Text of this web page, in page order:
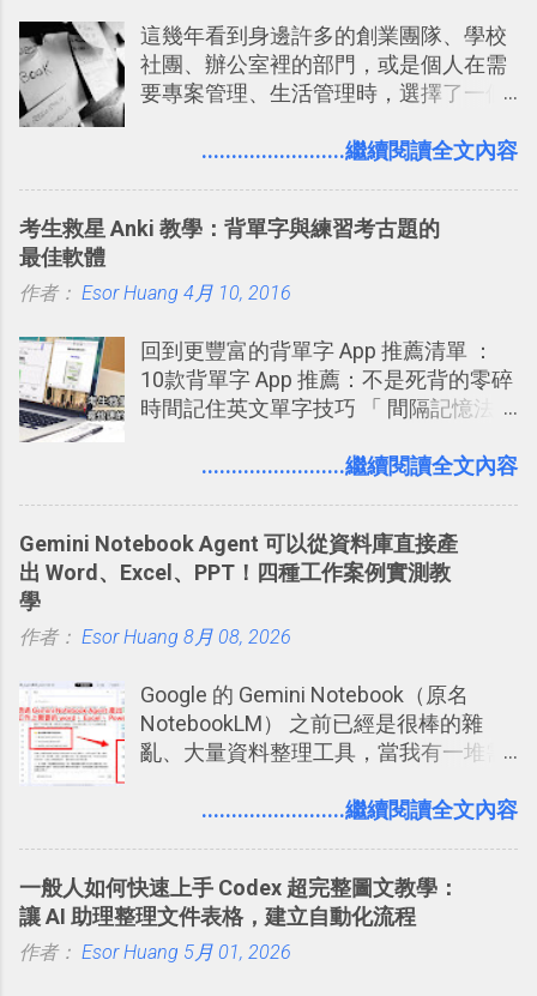
提供了印照片的服務 ，而且價格不貴，
可以立即拿到，操作流程也十分簡單。
之前我在電腦玩物分享過：「 不需買印
方便教學 」。這篇文章則從印照片出
這幾年看到身邊許多的創業團隊、學校
社團、辦公室裡的部門，或是個人在需
要專案管理、生活管理時，選擇了一個
一個什麼樣的管理工具，讓這麼多人都
念」的管理教學文章： 把 Evernote 當
Google Drive 變身 Trello ！幫雲端硬碟
著 Trello ，卻還沒有在電腦玩物上寫過
一篇完整的介紹！雖然錯過了幾年前第
一時間推薦 Trello 的時機，但在這段時
澱自己的使用方法，歸納出「 為什麼值
學。 2015/6/13 新增： 免費專案管理軟
體推薦！困難計畫簡單管理 13 種工具
體中文版？網頁 App 全中文化
帳？我的理財計畫心得與看板範本
2016/7/13 新增： 如何將網頁資料快速
剪貼到 Trello？收集專案資料技巧
讓免費用戶串聯 Evernote 等雲端服務
技！最想要的強大 Trello 客製化範例教
學 2016/11 新增： [時間技客-7] 重要緊
急時間管理四象限在 Trello 活用與範本
下載 2017/2 新增 ： Trello 團隊如何使
........................繼續閱讀全文內容
考生救星 Anki 教學：背單字與練習考古題的
最佳軟體
作者： Esor Huang 4月 10, 2016
回到更豐富的背單字 App 推薦清單 ：
10款背單字 App 推薦：不是死背的零碎
時間記住英文單字技巧 「 間隔記憶法
短期記憶變成長期記憶。 舉例來說我今
強；然後下次快要忘記可能變成相隔一
個禮拜，這時再次複習，就能把記憶強
再做一次複習，或許我們就擁有了接下
拉長時間練習，就能讓一個東西成為腦
海中更深刻的記憶。 問題是，當我們一
次要記住 1000 個英文單字，或是一次
行間隔記憶法的練習不是很累嗎？所以
的卡片，每天自動產生記憶練習題，這
樣的軟體中最受好評的，或許就是今天
要推薦的 「 Anki 」 。
........................繼續閱讀全文內容
Gemini Notebook Agent 可以從資料庫直接產
出 Word、Excel、PPT！四種工作案例實測教
學
作者： Esor Huang 8月 08, 2026
Google 的 Gemini Notebook（原名
NotebookLM） 之前已經是很棒的雜
亂、大量資料整理工具，當我有一堆需
量格式不一的混亂工作文件需要彙整，
Codex 這樣的 AI 工作作進階處理。
........................繼續閱讀全文內容
一般人如何快速上手 Codex 超完整圖文教學：
讓 AI 助理整理文件表格，建立自動化流程
作者： Esor Huang 5月 01, 2026